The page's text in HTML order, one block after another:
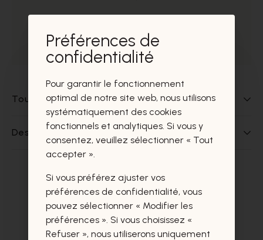
Prélèvement gratuit dans nos magasins
Tout sur ce produit
Des questions sur ce produit?
Ces produits vous intéresseront
certainement aussi.
Préférences de
confidentialité
Pour garantir le fonctionnement
optimal de notre site web, nous utilisons
systématiquement des cookies
fonctionnels et analytiques. Si vous y
consentez, veuillez sélectionner « Tout
accepter ».
Si vous préférez ajuster vos
préférences de confidentialité, vous
pouvez sélectionner « Modifier les
préférences ». Si vous choisissez «
Refuser », nous utiliserons uniquement